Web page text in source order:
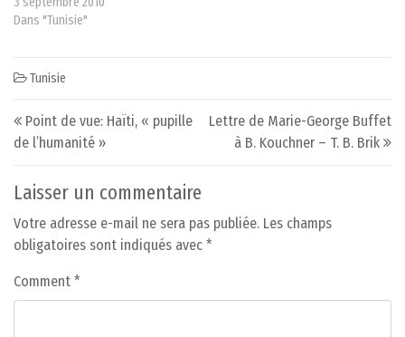
Dans "Tunisie"
Tunisie
Post navigation
Point de vue: Haïti, « pupille
de l’humanité »
Lettre de Marie-George Buffet
à B. Kouchner – T. B. Brik
Laisser un commentaire
Votre adresse e-mail ne sera pas publiée. Les champs
obligatoires sont indiqués avec *
Comment *